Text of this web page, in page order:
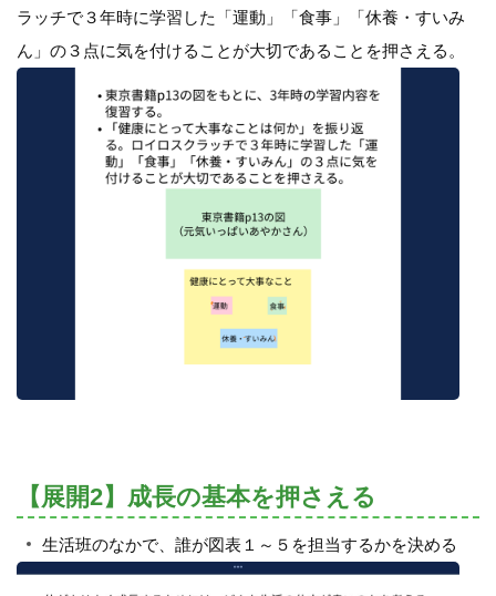
ラッチで３年時に学習した「運動」「食事」「休養・すいみ
ん」の３点に気を付けることが大切であることを押さえる。
【展開2】成長の基本を押さえる
生活班のなかで、誰が図表１～５を担当するかを決める